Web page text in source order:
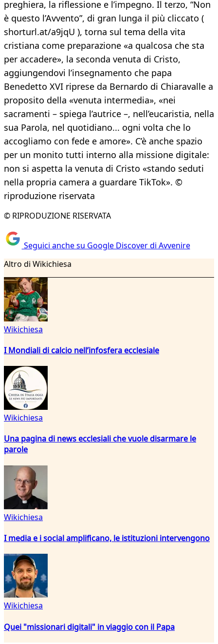
preghiera, la riflessione e l’impegno. Il terzo, “Non
è questo l’Avvento”, di gran lunga il più cliccato (
shorturl.at/a9jqU ), torna sul tema della vita
cristiana come preparazione «a qualcosa che sta
per accadere», la seconda venuta di Cristo,
aggiungendovi l’insegnamento che papa
Benedetto XVI riprese da Bernardo di Chiaravalle a
proposito della «venuta intermedia», «nei
sacramenti – spiega l’autrice –, nell’eucaristia, nella
sua Parola, nel quotidiano... ogni volta che lo
accogliamo con fede e amore». C’è anche spazio
per un monito tutti interno alla missione digitale:
non si aspetta la venuta di Cristo «stando seduti
nella propria camera a guardare TikTok». ©
riproduzione riservata
© RIPRODUZIONE RISERVATA
Seguici anche su Google Discover di Avvenire
Altro di Wikichiesa
Wikichiesa
I Mondiali di calcio nell’infosfera ecclesiale
Wikichiesa
Una pagina di news ecclesiali che vuole disarmare le
parole
Wikichiesa
I media e i social amplificano, le istituzioni intervengono
Wikichiesa
Quei "missionari digitali" in viaggio con il Papa